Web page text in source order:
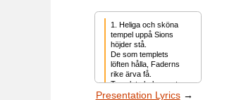
1. Heliga och sköna
tempel uppå Sions
höjder stå.
De som templets
löften hålla, Faderns
rike ärva få.
Templets helga portar
bjuda oss till stilla frid
Presentation Lyrics→